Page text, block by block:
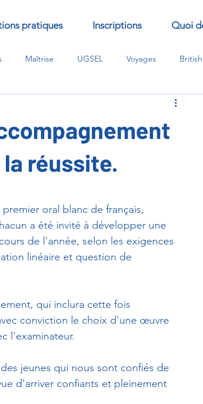
pratiques Inscriptions Quoi
Maîtrise UGSEL Voyages British
réussite.
oral blanc de français,
a été invité à développer une
de l'année, selon les exigences
linéaire et question de
qui inclura cette fois
conviction le choix d'une œuvre
l'examinateur.
jeunes qui nous sont confiés de
d'arriver confiants et pleinement